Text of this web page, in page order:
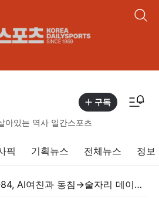
구독
아있는 역사 일간스포츠
픽 기획뉴스 전체뉴스 정보
“어젯밤 어땠어?” 기안84, AI여친과 동침→술자리 데이트 (‘기이안 연애’)